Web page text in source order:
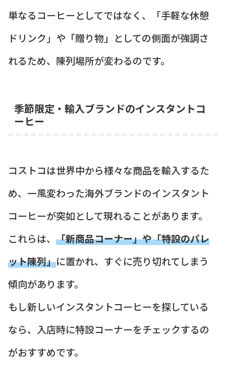
単なるコーヒーとしてではなく、「手軽な休憩
ドリンク」や「贈り物」としての側面が強調さ
れるため、陳列場所が変わるのです。
季節限定・輸入ブランドのインスタントコ
ーヒー
コストコは世界中から様々な商品を輸入するた
め、一風変わった海外ブランドのインスタント
コーヒーが突如として現れることがあります。
これらは、 「新商品コーナー」や「特設のパレ
ット陳列」に置かれ、すぐに売り切れてしまう
傾向があります。
もし新しいインスタントコーヒーを探している
なら、入店時に特設コーナーをチェックするの
がおすすめです。